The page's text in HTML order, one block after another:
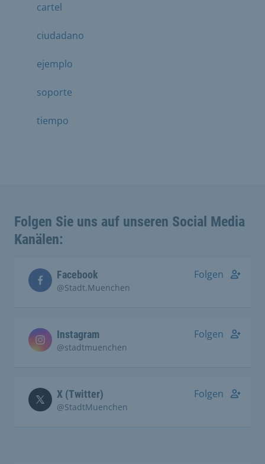
cartel
ciudadano
ejemplo
soporte
tiempo
Folgen Sie uns auf unseren Social Media
Kanälen:
Facebook
@Stadt.Muenchen
Folgen
Instagram
@stadtmuenchen
Folgen
X (Twitter)
@StadtMuenchen
Folgen